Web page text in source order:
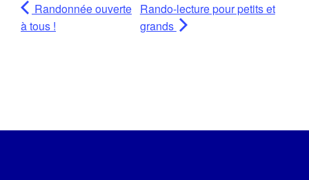
Randonnée ouverte
à tous !
Rando-lecture pour petits et
grands